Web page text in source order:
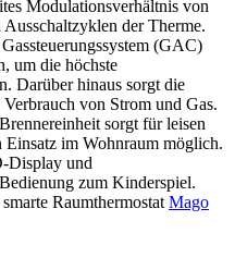
Modulationsverhältnis von
der Therme.
(GAC)
um die höchste
Darüber hinaus sorgt die
von Strom und Gas.
sorgt für leisen
Einsatz im Wohnraum möglich.
Display und
zum Kinderspiel.
Raumthermostat Mago